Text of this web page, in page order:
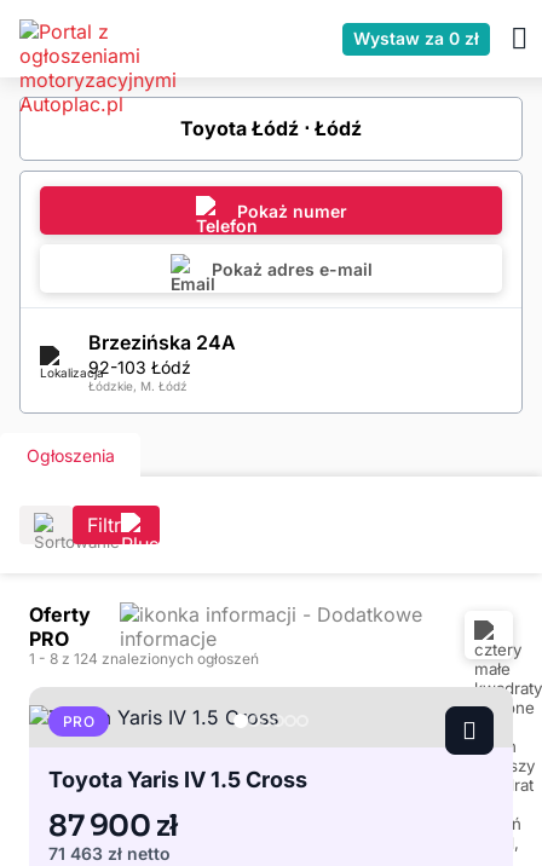
Wystaw za 0 zł
Toyota Łódź ⋅ Łódź
Pokaż numer
Pokaż adres e-mail
Brzezińska 24A
92-103 Łódź
Łódzkie, M. Łódź
Ogłoszenia
Filtr
Oferty
PRO
1 - 8 z 124 znalezionych ogłoszeń
PRO
Toyota Yaris IV 1.5 Cross
87 900 zł
71 463 zł netto